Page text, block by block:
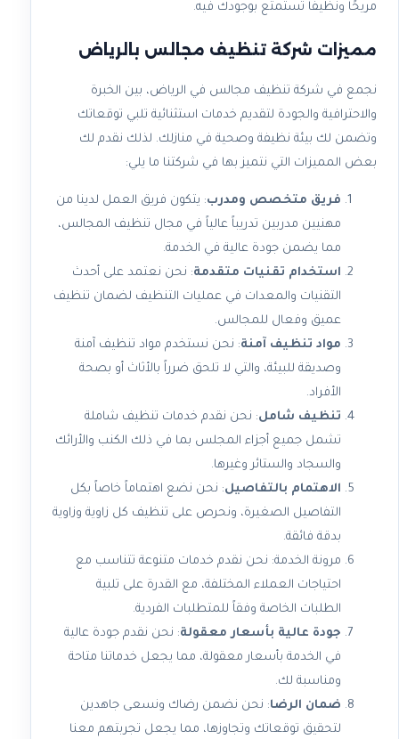
مريحًا ونظيفًا تستمتع بوجودك فيه.
مميزات شركة تنظيف مجالس بالرياض
نجمع في شركة تنظيف مجالس في الرياض، بين الخبرة
والاحترافية والجودة لتقديم خدمات استثنائية تلبي توقعاتك
وتضمن لك بيئة نظيفة وصحية في منازلك. لذلك نقدم لك
بعض المميزات التي نتميز بها في شركتنا ما يلي:
فريق متخصص ومدرب: يتكون فريق العمل لدينا من
مهنيين مدربين تدريباً عالياً في مجال تنظيف المجالس،
مما يضمن جودة عالية في الخدمة.
استخدام تقنيات متقدمة: نحن نعتمد على أحدث
التقنيات والمعدات في عمليات التنظيف لضمان تنظيف
عميق وفعال للمجالس.
مواد تنظيف آمنة: نحن نستخدم مواد تنظيف آمنة
وصديقة للبيئة، والتي لا تلحق ضرراً بالأثاث أو بصحة
الأفراد.
تنظيف شامل: نحن نقدم خدمات تنظيف شاملة
تشمل جميع أجزاء المجلس بما في ذلك الكنب والأرائك
والسجاد والستائر وغيرها.
الاهتمام بالتفاصيل: نحن نضع اهتماماً خاصاً بكل
التفاصيل الصغيرة، ونحرص على تنظيف كل زاوية وزاوية
بدقة فائقة.
مرونة الخدمة: نحن نقدم خدمات متنوعة تتناسب مع
احتياجات العملاء المختلفة، مع القدرة على تلبية
الطلبات الخاصة وفقاً للمتطلبات الفردية.
جودة عالية بأسعار معقولة: نحن نقدم جودة عالية
في الخدمة بأسعار معقولة، مما يجعل خدماتنا متاحة
ومناسبة لك.
ضمان الرضا: نحن نضمن رضاك ونسعى جاهدين
لتحقيق توقعاتك وتجاوزها، مما يجعل تجربتهم معنا